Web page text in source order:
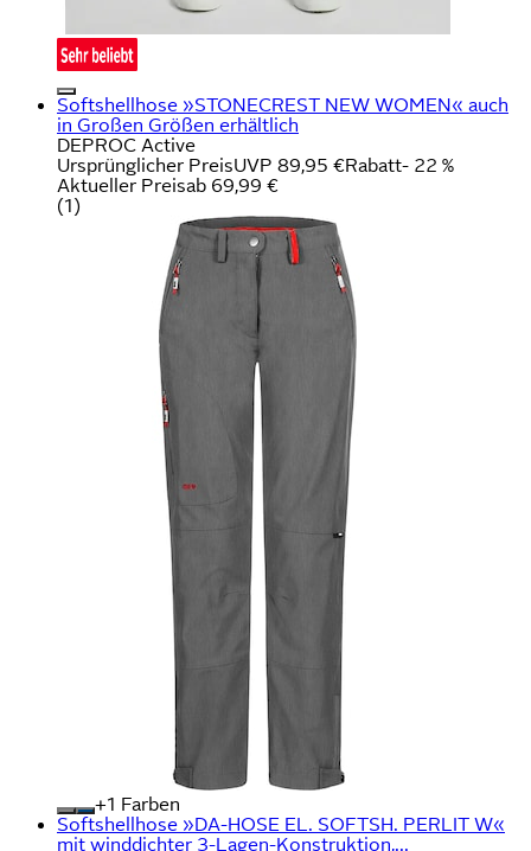
Softshellhose »STONECREST NEW WOMEN« auch
in Großen Größen erhältlich
DEPROC Active
Ursprünglicher PreisUVP 89,95 €Rabatt- 22 %
Aktueller Preisab 69,99 €
(1)
+
Farben
Softshellhose »DA-HOSE EL. SOFTSH. PERLIT W«
mit winddichter 3-Lagen-Konstruktion,...